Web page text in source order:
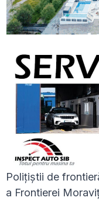
Poliţiştii de
a Frontierei